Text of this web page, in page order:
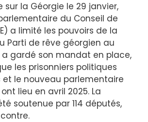
sur la Géorgie le 29 janvier,
du Conseil de
a limité les pouvoirs de la
Parti de rêve géorgien au
gardé son mandat en place,
les prisonniers politiques
et le nouveau parlementaire
lieu en avril 2025. La
soutenue par 114 députés,